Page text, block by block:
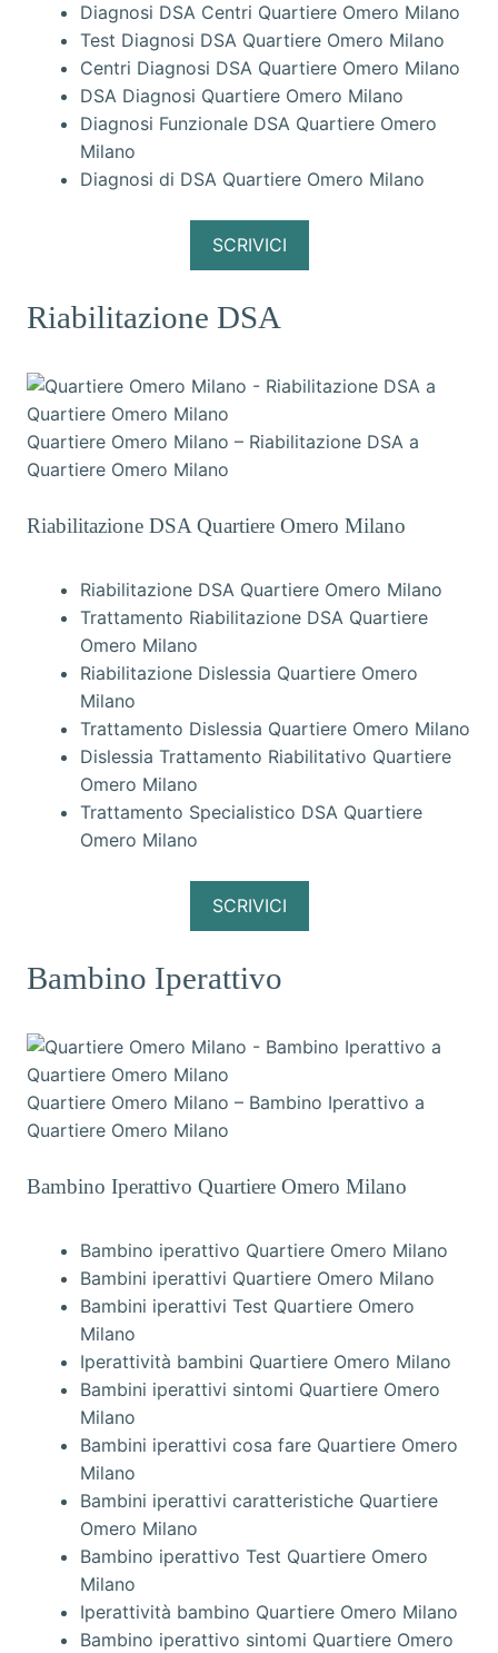
Diagnosi DSA Centri Quartiere Omero Milano
Test Diagnosi DSA Quartiere Omero Milano
Centri Diagnosi DSA Quartiere Omero Milano
DSA Diagnosi Quartiere Omero Milano
Diagnosi Funzionale DSA Quartiere Omero
Milano
Diagnosi di DSA Quartiere Omero Milano
SCRIVICI
Riabilitazione DSA
Quartiere Omero Milano – Riabilitazione DSA a
Quartiere Omero Milano
Riabilitazione DSA Quartiere Omero Milano
Riabilitazione DSA Quartiere Omero Milano
Trattamento Riabilitazione DSA Quartiere
Omero Milano
Riabilitazione Dislessia Quartiere Omero
Milano
Trattamento Dislessia Quartiere Omero Milano
Dislessia Trattamento Riabilitativo Quartiere
Omero Milano
Trattamento Specialistico DSA Quartiere
Omero Milano
SCRIVICI
Bambino Iperattivo
Quartiere Omero Milano – Bambino Iperattivo a
Quartiere Omero Milano
Bambino Iperattivo Quartiere Omero Milano
Bambino iperattivo Quartiere Omero Milano
Bambini iperattivi Quartiere Omero Milano
Bambini iperattivi Test Quartiere Omero
Milano
Iperattività bambini Quartiere Omero Milano
Bambini iperattivi sintomi Quartiere Omero
Milano
Bambini iperattivi cosa fare Quartiere Omero
Milano
Bambini iperattivi caratteristiche Quartiere
Omero Milano
Bambino iperattivo Test Quartiere Omero
Milano
Iperattività bambino Quartiere Omero Milano
Bambino iperattivo sintomi Quartiere Omero